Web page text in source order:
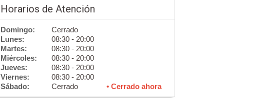
Horarios de Atención
Domingo:
Cerrado
Lunes:
08:30 - 20:00
Martes:
08:30 - 20:00
Miércoles:
08:30 - 20:00
Jueves:
08:30 - 20:00
Viernes:
08:30 - 20:00
Sábado:
Cerrado • Cerrado ahora